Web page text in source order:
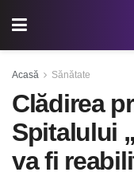
Acasă Sănătate
Clădirea
Spitalului
va fi